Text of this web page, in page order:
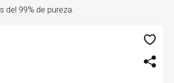
del 99% de pureza.